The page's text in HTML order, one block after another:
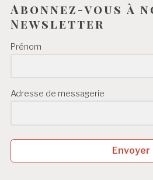
Abonnez-vous à
Newsletter
Prénom
Adresse de messagerie
Envoyer